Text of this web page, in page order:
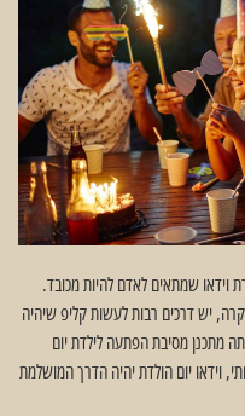
וידאו שמתאים לאדם להיות מכובד.
יש דרכים רבות לעשות קליפ שיהיה
מתכנן מסיבת הפתעה לילדת יום
וידאו יום הולדת יהיה הדרך המושלמת